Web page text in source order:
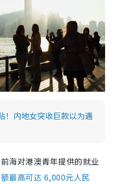
！内地女突收巨款以为遇
海对港澳青年提供的就业
最高可达 6,000元人民